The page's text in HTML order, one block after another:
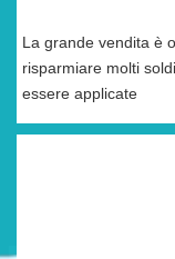
La grande vendita è
risparmiare molti
essere applicate